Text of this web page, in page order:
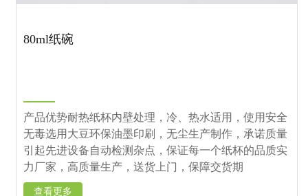
80ml纸碗
产品优势耐热纸杯内壁处理，冷、热水适用，使用安全
无毒选用大豆环保油墨印刷，无尘生产制作，承诺质量
引起先进设备自动检测杂点，保证每一个纸杯的品质实
力厂家，高质量生产，送货上门，保障交货期
查看更多